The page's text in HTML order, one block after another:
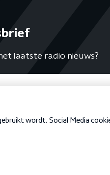
laatste radio nieuws?